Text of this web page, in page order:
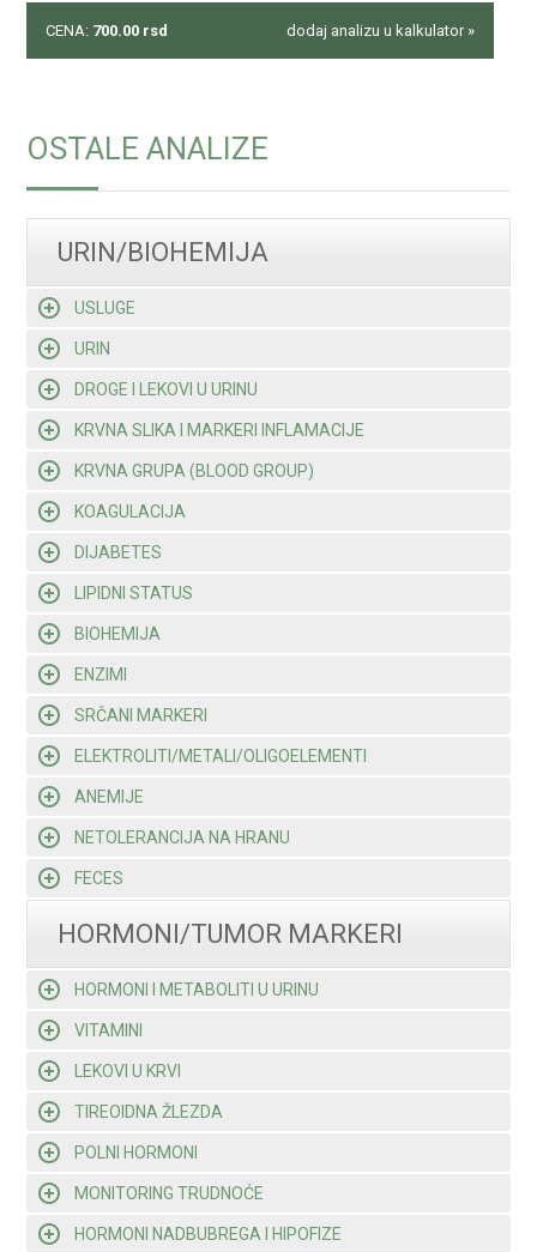
CENA: 700.00 rsd dodaj analizu u kalkulator »
OSTALE ANALIZE
URIN/BIOHEMIJA
USLUGE
URIN
DROGE I LEKOVI U URINU
KRVNA SLIKA I MARKERI INFLAMACIJE
KRVNA GRUPA (BLOOD GROUP)
KOAGULACIJA
DIJABETES
LIPIDNI STATUS
BIOHEMIJA
ENZIMI
SRČANI MARKERI
ELEKTROLITI/METALI/OLIGOELEMENTI
ANEMIJE
NETOLERANCIJA NA HRANU
FECES
HORMONI/TUMOR MARKERI
HORMONI I METABOLITI U URINU
VITAMINI
LEKOVI U KRVI
TIREOIDNA ŽLEZDA
POLNI HORMONI
MONITORING TRUDNOĆE
HORMONI NADBUBREGA I HIPOFIZE